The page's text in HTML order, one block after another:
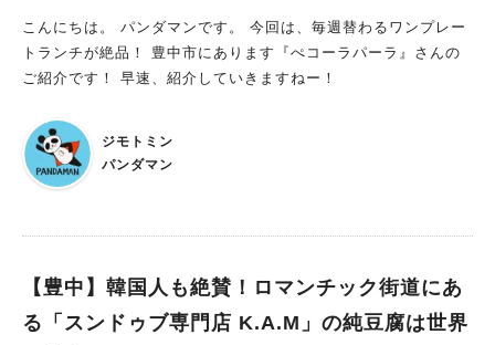
こんにちは。 パンダマンです。 今回は、毎週替わるワンプレー
トランチが絶品！ 豊中市にあります『ぺコーラパーラ』さんの
ご紹介です！ 早速、紹介していきますねー！
ジモトミン
パンダマン
【豊中】韓国人も絶賛！ロマンチック街道にあ
る「スンドゥブ専門店 K.A.M」の純豆腐は世界